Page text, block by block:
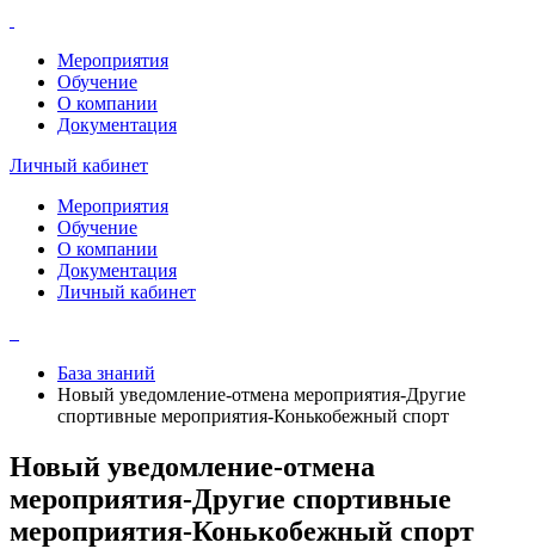
Мероприятия
Обучение
О компании
Документация
Личный кабинет
Мероприятия
Обучение
О компании
Документация
Личный кабинет
База знаний
Новый уведомление-отмена мероприятия-Другие
спортивные мероприятия-Конькобежный спорт
Новый уведомление-отмена
мероприятия-Другие спортивные
мероприятия-Конькобежный спорт